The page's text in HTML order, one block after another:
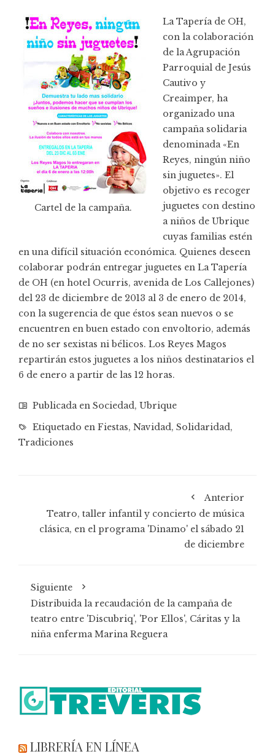
Cartel de la campaña.
La Tapería de OH,
con la colaboración
de la Agrupación
Parroquial de Jesús
Cautivo y
Creaimper, ha
organizado una
campaña solidaria
denominada «En
Reyes, ningún niño
sin juguetes». El
objetivo es recoger
juguetes con destino
a niños de Ubrique
cuyas familias estén
en una difícil situación económica. Quienes deseen
colaborar podrán entregar juguetes en La Tapería
de OH (en hotel Ocurris, avenida de Los Callejones)
del 23 de diciembre de 2013 al 3 de enero de 2014,
con la sugerencia de que éstos sean nuevos o se
encuentren en buen estado con envoltorio, además
de no ser sexistas ni bélicos. Los Reyes Magos
repartirán estos juguetes a los niños destinatarios el
6 de enero a partir de las 12 horas.
Publicada en Sociedad, Ubrique
Etiquetado en Fiestas, Navidad, Solidaridad,
Tradiciones
Anterior
Teatro, taller infantil y concierto de música
clásica, en el programa 'Dinamo' el sábado 21
de diciembre
Siguiente
Distribuida la recaudación de la campaña de
teatro entre 'Discubriq', 'Por Ellos', Cáritas y la
niña enferma Marina Reguera
LIBRERÍA EN LÍNEA